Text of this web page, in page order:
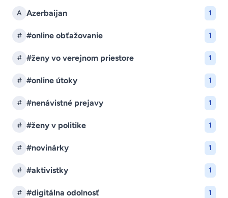
A Azerbaijan 1
# #online obťažovanie 1
# #ženy vo verejnom priestore 1
# #online útoky 1
# #nenávistné prejavy 1
# #ženy v politike 1
# #novinárky 1
# #aktivistky 1
# #digitálna odolnosť 1